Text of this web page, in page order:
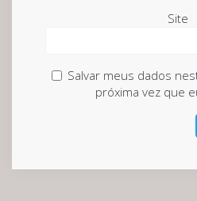
Site
Salvar meus dados
próxima vez que